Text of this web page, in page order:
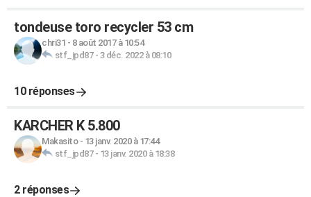
tondeuse toro recycler 53 cm
chri31 - 8 août 2017 à 10:54
stf_jpd87- 3 déc. 2022 à 08:10
10 réponses
KARCHER K 5.800
Makasito- 13 janv. 2020 à 17:44
stf_jpd87- 13 janv. 2020 à 18:38
2 réponses